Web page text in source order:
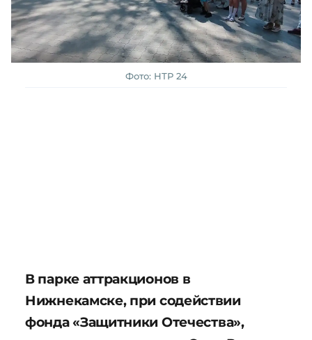
Фото: НТР 24
В парке аттракционов в
Нижнекамске, при содействии
фонда «Защитники Отечества»,